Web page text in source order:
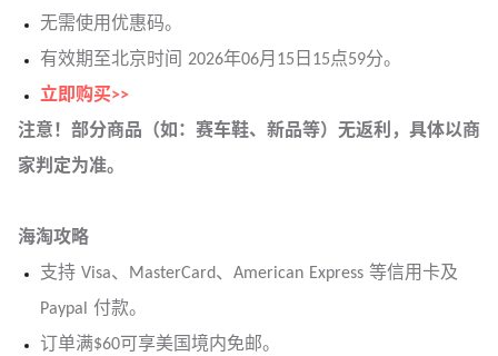
无需使用优惠码。
有效期至北京时间 2026年06月15日15点59分。
立即购买>>
注意！部分商品（如：赛车鞋、新品等）无返利，具体以商
家判定为准。
海淘攻略
支持 Visa、MasterCard、American Express 等信用卡及
Paypal 付款。
订单满$60可享美国境内免邮。